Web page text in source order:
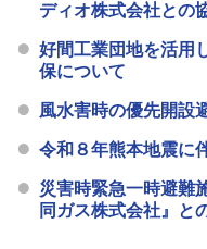
ディオ株式会社との
好間工業団地を活用
保について
風水害時の優先開設
令和８年熊本地震に
災害時緊急一時避難
同ガス株式会社』と